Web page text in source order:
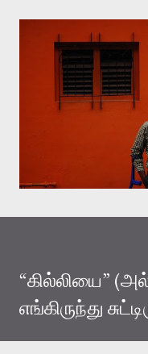
முதன்மை
“கில்லியை”
எங்கிருந்து